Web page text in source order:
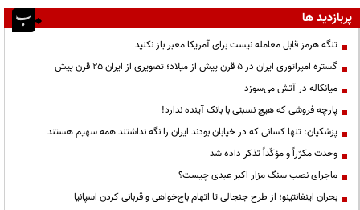
پربازدید ها
تنگه هرمز قابل معامله نیست برای آمریکا معبر باز نکنید
گستره امپراتوری ایران در ۵ قرن پیش از میلاد؛ تصویری از ایران ۲۵ قرن پیش
میانکاله در آتش می‌سوزد
پارچه فروشی که هیچ نسبتی با بانک آینده ندارد!
پزشکیان: تنها کسانی که در خیابان بودند ایران را نگه نداشتند همه سهیم هستند
وحدت مکرّراً و مؤکّداً تذکر داده شد
ماجرای نصب سنگ مزار اکبر عبدی چیست؟
بحران اینفانتینو؛ از طرح جنجالی تا اتهام باج‌خواهی و قربانی کردن اسپانیا